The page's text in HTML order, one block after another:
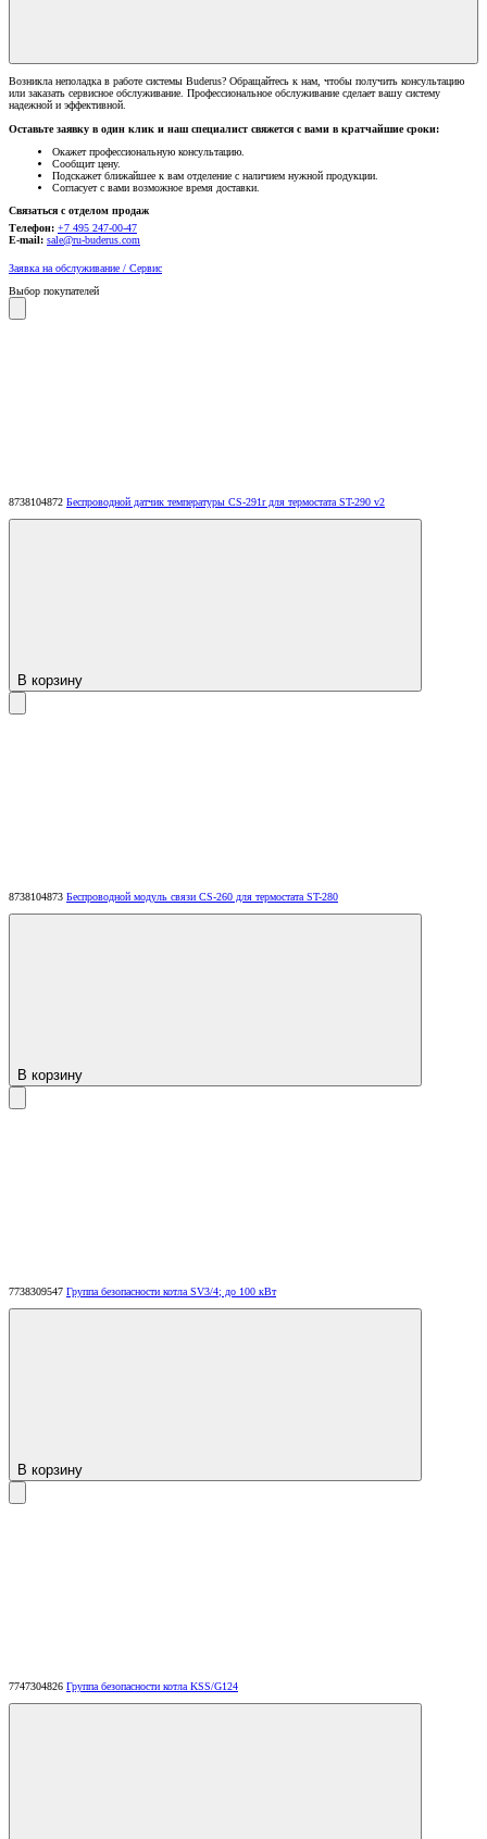
Возникла неполадка в работе системы Buderus? Обращайтесь к нам, чтобы получить консультацию
или заказать сервисное обслуживание. Профессиональное обслуживание сделает вашу систему
надежной и эффективной.
Оставьте заявку в один клик и наш специалист свяжется с вами в кратчайшие сроки:
Окажет профессиональную консультацию.
Сообщит цену.
Подскажет ближайшее к вам отделение с наличием нужной продукции.
Согласует с вами возможное время доставки.
Связаться с отделом продаж
Телефон: +7 495 247-00-47
E-mail: sale@ru-buderus.com
Заявка на обслуживание / Сервис
Выбор покупателей
8738104872 Беспроводной датчик температуры CS-291r для термостата ST-290 v2
В корзину
8738104873 Беспроводной модуль связи CS-260 для термостата ST-280
В корзину
7738309547 Группа безопасности котла SV3/4; до 100 кВт
В корзину
7747304826 Группа безопасности котла KSS/G124